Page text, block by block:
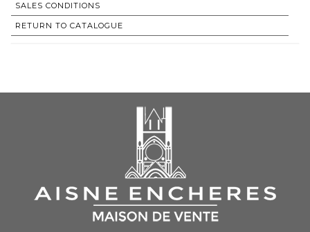
SALES CONDITIONS
RETURN TO CATALOGUE